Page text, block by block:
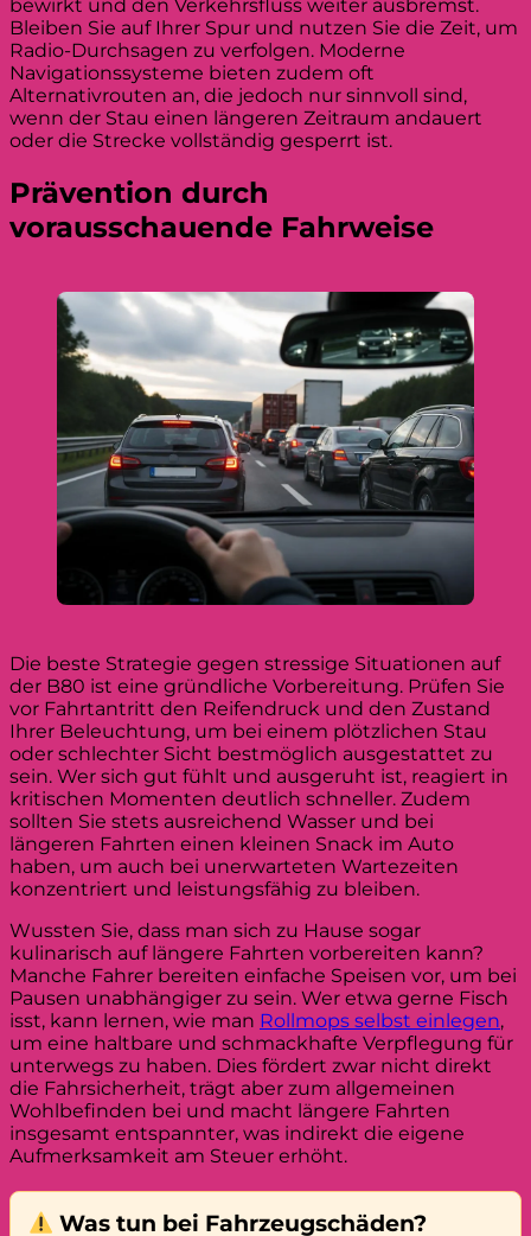
bewirkt und den Verkehrsfluss weiter ausbremst.
Bleiben Sie auf Ihrer Spur und nutzen Sie die Zeit, um
Radio-Durchsagen zu verfolgen. Moderne
Navigationssysteme bieten zudem oft
Alternativrouten an, die jedoch nur sinnvoll sind,
wenn der Stau einen längeren Zeitraum andauert
oder die Strecke vollständig gesperrt ist.
Prävention durch
vorausschauende Fahrweise
Die beste Strategie gegen stressige Situationen auf
der B80 ist eine gründliche Vorbereitung. Prüfen Sie
vor Fahrtantritt den Reifendruck und den Zustand
Ihrer Beleuchtung, um bei einem plötzlichen Stau
oder schlechter Sicht bestmöglich ausgestattet zu
sein. Wer sich gut fühlt und ausgeruht ist, reagiert in
kritischen Momenten deutlich schneller. Zudem
sollten Sie stets ausreichend Wasser und bei
längeren Fahrten einen kleinen Snack im Auto
haben, um auch bei unerwarteten Wartezeiten
konzentriert und leistungsfähig zu bleiben.
Wussten Sie, dass man sich zu Hause sogar
kulinarisch auf längere Fahrten vorbereiten kann?
Manche Fahrer bereiten einfache Speisen vor, um bei
Pausen unabhängiger zu sein. Wer etwa gerne Fisch
isst, kann lernen, wie man Rollmops selbst einlegen,
um eine haltbare und schmackhafte Verpflegung für
unterwegs zu haben. Dies fördert zwar nicht direkt
die Fahrsicherheit, trägt aber zum allgemeinen
Wohlbefinden bei und macht längere Fahrten
insgesamt entspannter, was indirekt die eigene
Aufmerksamkeit am Steuer erhöht.
Was tun bei Fahrzeugschäden?